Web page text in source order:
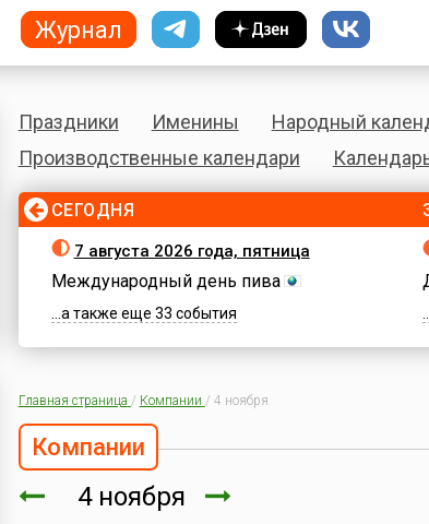
Праздники Именины Народный
Производственные календари
СЕГОДНЯ
7 августа 2026 года, пятница
Международный день пива
...а также еще 33 события
Главная страница / Компании / 4 ноября
Компании
4 ноября
Журнал